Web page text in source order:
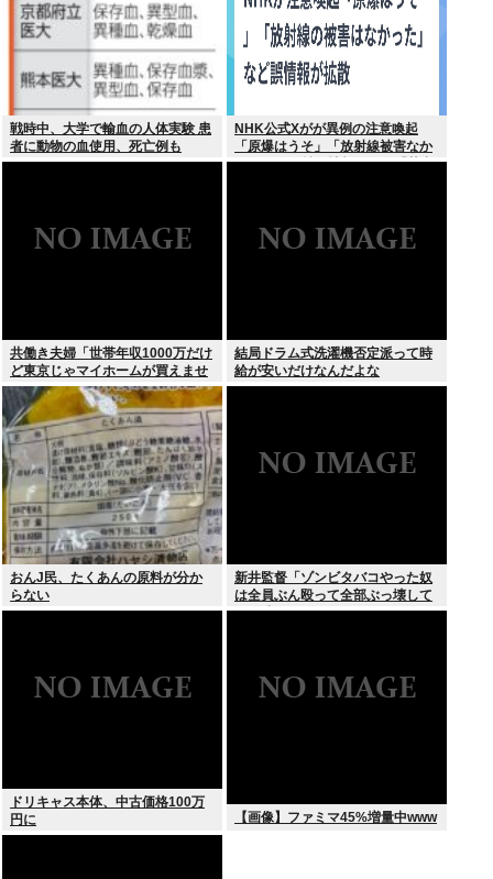
戦時中、大学で輸血の人体実験 患
者に動物の血使用、死亡例も
NHK公式Xがが異例の注意喚起
「原爆はうそ」「放射線被害なか
った」SNS拡散情報めぐり「荒唐
共働き夫婦「世帯年収1000万だけ
ど東京じゃマイホームが買えませ
ん 」
結局ドラム式洗濯機否定派って時
給が安いだけなんだよな
おんJ民、たくあんの原料が分か
らない
新井監督「ゾンビタバコやった奴
は全員ぶん殴って全部ぶっ壊して
から辞めたい」
ドリキャス本体、中古価格100万
円に
【画像】ファミマ45%増量中www